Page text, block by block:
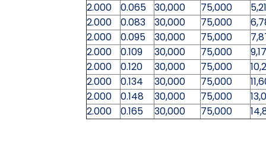
2.000
0.065 30,000 75,000
2.000
0.083 30,000 75,000
2.000
0.095 30,000 75,000
2.000
0.109 30,000 75,000
2.000
0.120 30,000 75,000
2.000
0.134 30,000 75,000
2.000
0.148 30,000 75,000
2.000
0.165 30,000 75,000